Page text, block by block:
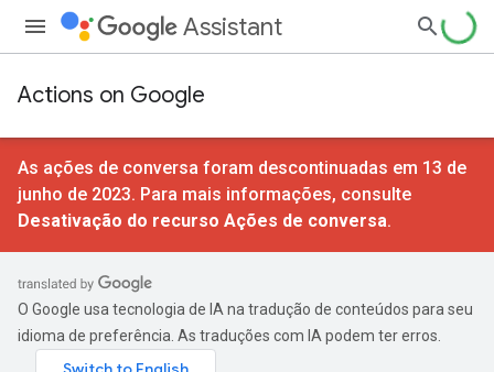
Assistant
Actions on Google
As ações de conversa foram descontinuadas em 13 de
junho de 2023. Para mais informações, consulte
Desativação do recurso Ações de conversa.
O Google usa tecnologia de IA na tradução de conteúdos para seu
idioma de preferência. As traduções com IA podem ter erros.